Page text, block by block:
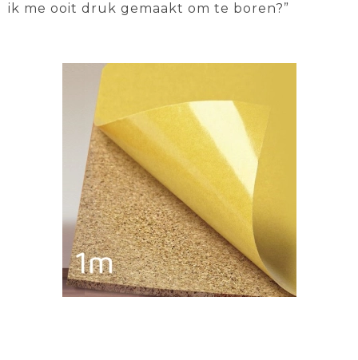
ik me ooit druk gemaakt om te boren?”